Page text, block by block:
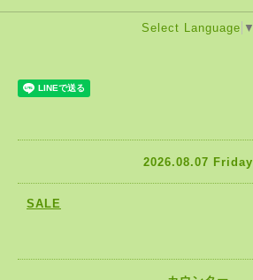
Select Language ▼
2026.08.07 Friday
SALE